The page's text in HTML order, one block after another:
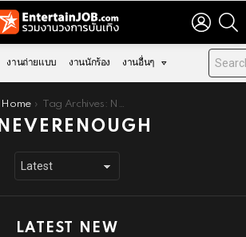
LOGIN
งานถ่ายแบบ งานนักร้อง งานอื่นๆ
Home Tag Archives: NeverEnough
NEVERENOUGH
LATEST NEW